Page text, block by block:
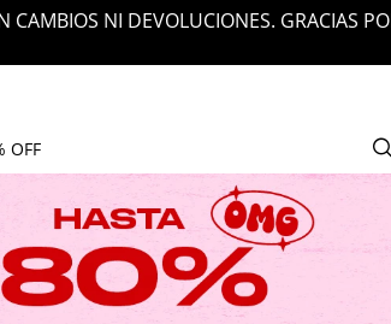
LOS $200.000
OFF